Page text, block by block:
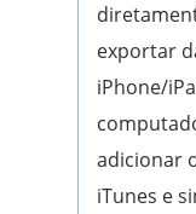
exportar
iPhone/
adicionar
iTunes e